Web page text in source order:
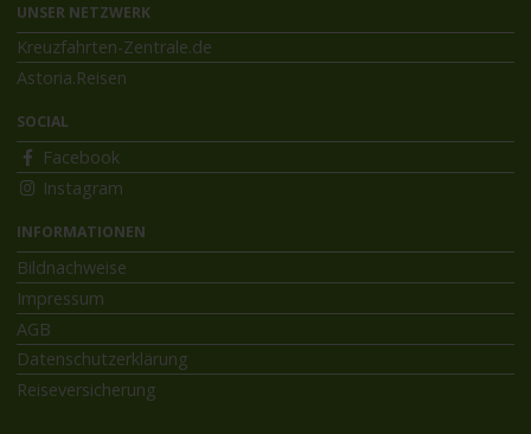
UNSER NETZWERK
Kreuzfahrten-Zentrale.de
Astoria.Reisen
SOCIAL
Facebook
Instagram
INFORMATIONEN
Bildnachweise
Impressum
AGB
Datenschutzerklärung
Reiseversicherung